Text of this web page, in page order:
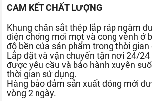
CAM KẾT CHẤT LƯỢNG
Khung chân sắt thép lắp ráp ngàm
điện chống mối mọt và cong vênh ở
độ bền của sản phẩm trong thời gian
Lắp đặt và vận chuyển tận nơi 24/
được yêu cầu và bảo hành xuyên
thời gian sử dụng.
Hàng bảo đảm sản xuất đóng mới
vòng 2 ngày.